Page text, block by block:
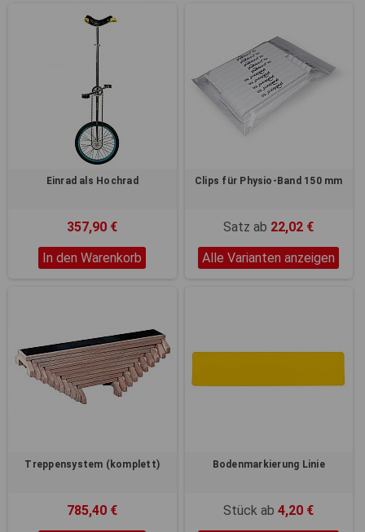
Einrad als Hochrad
357,90 €
In den Warenkorb
Clips für Physio-Band 150 mm
Satz ab 22,02 €
Alle Varianten anzeigen
Treppensystem (komplett)
785,40 €
Bodenmarkierung Linie
Stück ab 4,20 €